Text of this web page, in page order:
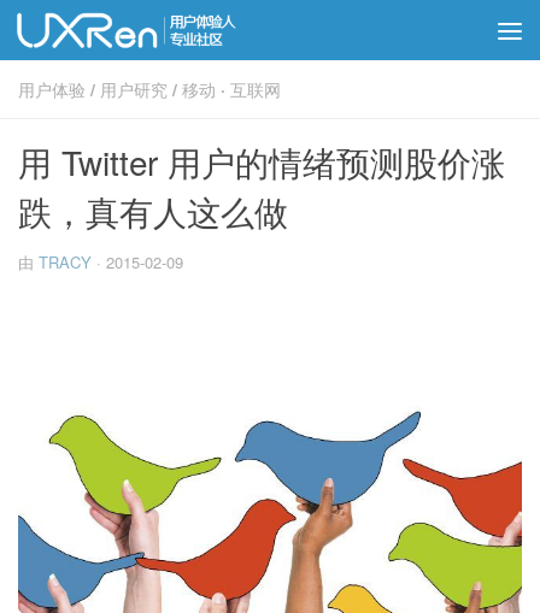
用户体验 / 用户研究 / 移动 · 互联网
用 Twitter 用户的情绪预测股价涨
跌，真有人这么做
由 TRACY · 2015-02-09